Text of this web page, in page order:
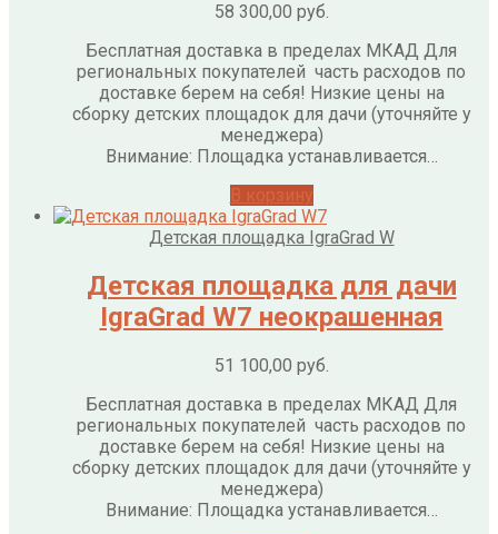
58 300,00 руб.
Бесплатная доставка в пределах МКАД Для
региональных покупателей часть расходов по
доставке берем на себя! Низкие цены на
сборку детских площадок для дачи (уточняйте у
менеджера)
Внимание: Площадка устанавливается…
Детская площадка IgraGrad W
Детская площадка для дачи
IgraGrad W7 неокрашенная
51 100,00 руб.
Бесплатная доставка в пределах МКАД Для
региональных покупателей часть расходов по
доставке берем на себя! Низкие цены на
сборку детских площадок для дачи (уточняйте у
менеджера)
Внимание: Площадка устанавливается…